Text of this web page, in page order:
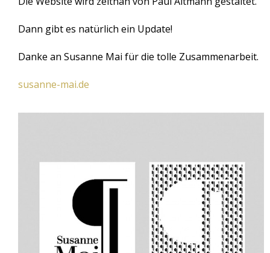
Dann gibt es natürlich ein Update!
Danke an Susanne Mai für die tolle Zusammenarbeit.
susanne-mai.de